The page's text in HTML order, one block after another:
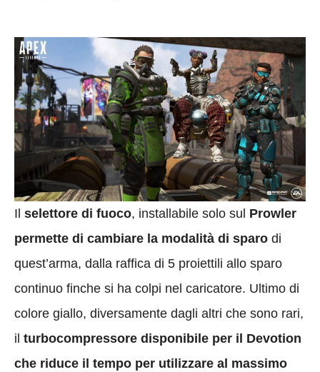
Il selettore di fuoco, installabile solo sul Prowler
permette di cambiare la modalità di sparo di
quest’arma, dalla raffica di 5 proiettili allo sparo
continuo finche si ha colpi nel caricatore. Ultimo di
colore giallo, diversamente dagli altri che sono rari,
il turbocompressore disponibile per il Devotion
che riduce il tempo per utilizzare al massimo